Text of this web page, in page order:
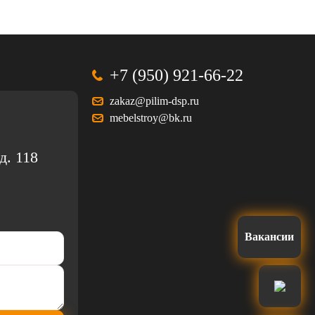
118
+7 (950) 921-66-22
zakaz@pilim-dsp.ru
mebelstroy@bk.ru
Вакансии